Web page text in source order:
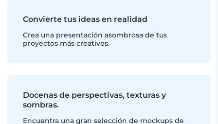
Convierte tus ideas en realidad
Crea una presentación asombrosa de tus
proyectos más creativos.
Docenas de perspectivas, texturas y
sombras.
Encuentra una gran selección de mockups de